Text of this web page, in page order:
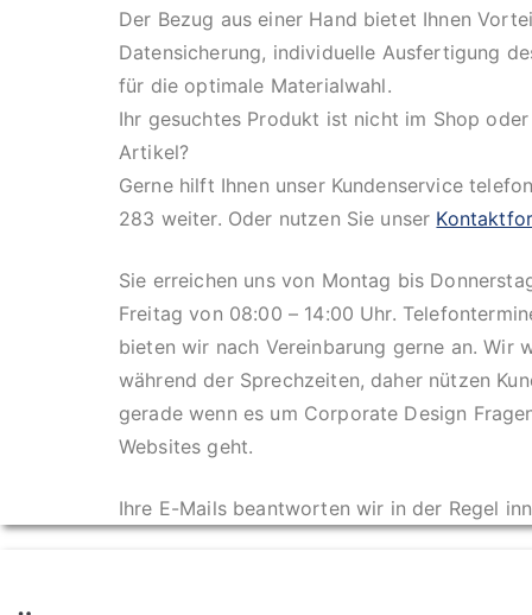
Der Bezug aus einer Hand bietet Ihnen
Datensicherung, individuelle Ausfertigung
für die optimale Materialwahl.
Ihr gesuchtes Produkt ist nicht im Shop
Artikel?
Gerne hilft Ihnen unser Kundenservice
283 weiter. Oder nutzen Sie unser
Sie erreichen uns von Montag bis
Freitag von 08:00 – 14:00 Uhr.
bieten wir nach Vereinbarung gerne an. Wir
während der Sprechzeiten, daher nützen
gerade wenn es um Corporate Design
Websites geht.
Ihre E-Mails beantworten wir in der Regel